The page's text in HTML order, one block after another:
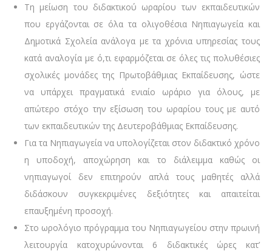
Τη μείωση του διδακτικού ωραρίου των εκπαιδευτικών
που εργάζονται σε όλα τα ολιγοθέσια Νηπιαγωγεία και
Δημοτικά Σχολεία ανάλογα με τα χρόνια υπηρεσίας τους
κατά αναλογία με ό,τι εφαρμόζεται σε όλες τις πολυθέσιες
σχολικές μονάδες της Πρωτοβάθμιας Εκπαίδευσης, ώστε
να υπάρχει πραγματικά ενιαίο ωράριο για όλους, με
απώτερο στόχο την εξίσωση του ωραρίου τους με αυτό
των εκπαιδευτικών της Δευτεροβάθμιας Εκπαίδευσης.
Για τα Νηπιαγωγεία να υπολογίζεται στον διδακτικό χρόνο
η υποδοχή, αποχώρηση και το διάλειμμα καθώς οι
νηπιαγωγοί δεν επιτηρούν απλά τους μαθητές αλλά
διδάσκουν συγκεκριμένες δεξιότητες και απαιτείται
επαυξημένη προσοχή.
Στο ωρολόγιο πρόγραμμα του Νηπιαγωγείου στην πρωινή
λειτουργία κατοχυρώνονται 6 διδακτικές ώρες κατ’